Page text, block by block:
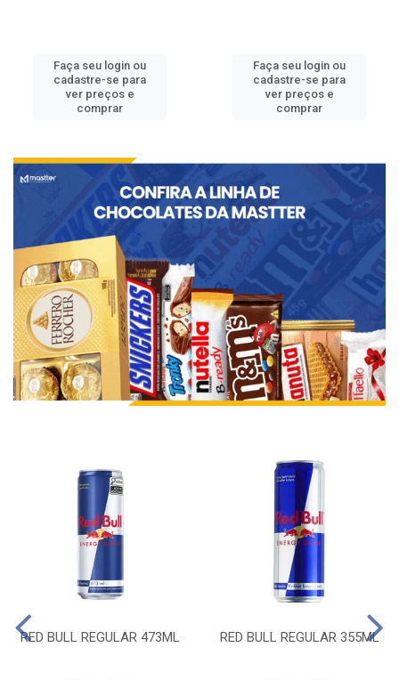
Faça seu login ou
cadastre-se para
ver preços e
comprar
Faça seu login ou
cadastre-se para
ver preços e
comprar
RED BULL REGULAR 473ML RED BULL REGULAR 355ML